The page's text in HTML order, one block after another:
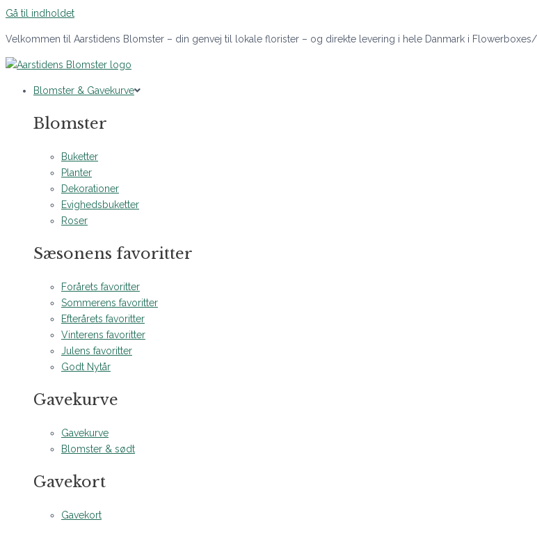
Gå til indholdet
Velkommen til Aarstidens Blomster – din genvej til lokale florister – og direkte levering i hele Danmark i Flowerboxes/
Blomster & Gavekurve
Blomster
Buketter
Planter
Dekorationer
Evighedsbuketter
Roser
Sæsonens favoritter
Forårets favoritter
Sommerens favoritter
Efterårets favoritter
Vinterens favoritter
Julens favoritter
Godt Nytår
Gavekurve
Gavekurve
Blomster & sødt
Gavekort
Gavekort